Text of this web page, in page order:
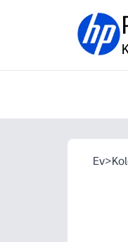
Ev>